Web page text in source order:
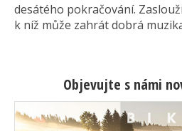
desátého pokračování.
k níž může zahrát dobrá
Objevujte s námi